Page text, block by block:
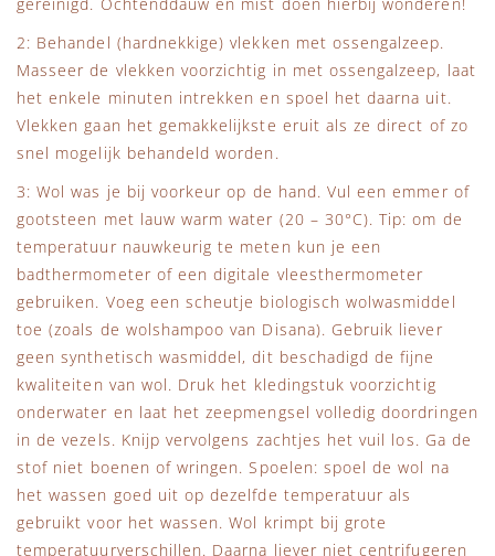
2: Behandel (hardnekkige) vlekken met ossengalzeep.
Masseer de vlekken voorzichtig in met ossengalzeep, laat
het enkele minuten intrekken en spoel het daarna uit.
Vlekken gaan het gemakkelijkste eruit als ze direct of zo
snel mogelijk behandeld worden.
3: Wol was je bij voorkeur op de hand. Vul een emmer of
gootsteen met lauw warm water (20 – 30°C). Tip: om de
temperatuur nauwkeurig te meten kun je een
badthermometer of een digitale vleesthermometer
gebruiken. Voeg een scheutje biologisch wolwasmiddel
toe (zoals de wolshampoo van Disana). Gebruik liever
geen synthetisch wasmiddel, dit beschadigd de fijne
kwaliteiten van wol. Druk het kledingstuk voorzichtig
onderwater en laat het zeepmengsel volledig doordringen
in de vezels. Knijp vervolgens zachtjes het vuil los. Ga de
stof niet boenen of wringen. Spoelen: spoel de wol na
het wassen goed uit op dezelfde temperatuur als
gebruikt voor het wassen. Wol krimpt bij grote
temperatuurverschillen. Daarna liever niet centrifugeren